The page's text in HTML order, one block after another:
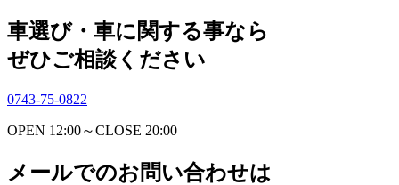
車選び・車に関する事なら
ぜひご相談ください
0743-75-0822
OPEN 12:00～CLOSE 20:00
メールでのお問い合わせは